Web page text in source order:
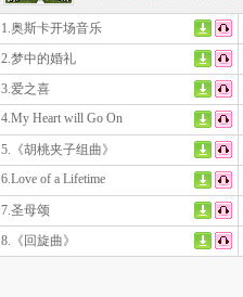
1.奥斯卡开场音乐
2.梦中的婚礼
3.爱之喜
4.My Heart will Go On
5.《胡桃夹子组曲》
6.Love of a Lifetime
7.圣母颂
8.《回旋曲》